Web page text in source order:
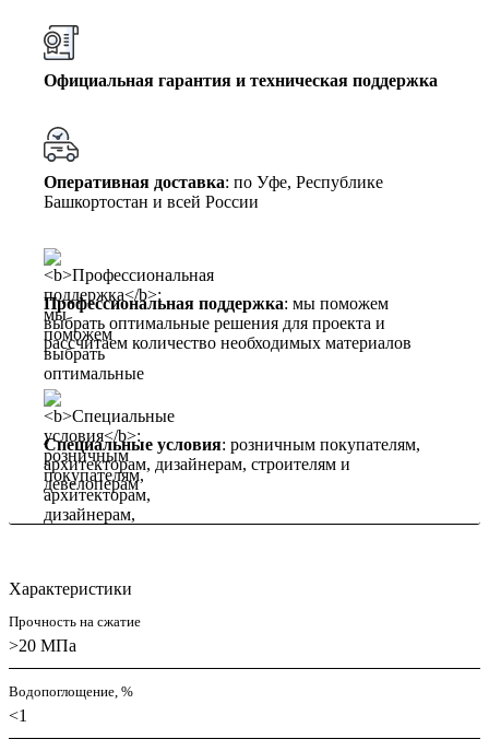
Официальная гарантия и техническая поддержка
Оперативная доставка: по Уфе, Республике
Башкортостан и всей России
Профессиональная поддержка: мы поможем
выбрать оптимальные решения для проекта и
рассчитаем количество необходимых материалов
Специальные условия: розничным покупателям,
архитекторам, дизайнерам, строителям и
девелоперам
Характеристики
Прочность на сжатие
>20 МПа
Водопоглощение, %
<1